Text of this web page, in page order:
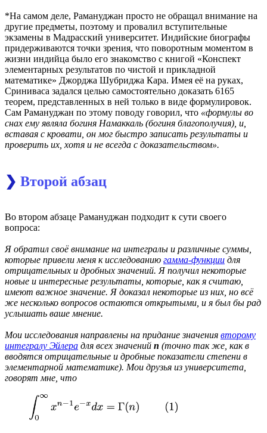
*На самом деле, Рамануджан просто не обращал внимание на
другие предметы, поэтому и провалил вступительные
экзамены в Мадрасский университет. Индийские биографы
придерживаются точки зрения, что поворотным моментом в
жизни индийца было его знакомство с книгой «Конспект
элементарных результатов по чистой и прикладной
математике» Джорджа Шубриджа Кара. Имея её на руках,
Сриниваса задался целью самостоятельно доказать 6165
теорем, представленных в ней только в виде формулировок.
Сам Рамануджан по этому поводу говорил, что «формулы во
снах ему являла богиня Намаккаль (богиня благополучия), и,
вставая с кровати, он мог быстро записать результаты и
проверить их, хотя и не всегда с доказательством».
❯ Второй абзац
Во втором абзаце Рамануджан подходит к сути своего
вопроса:
Я обратил своё внимание на интегралы и различные суммы,
которые привели меня к исследованию гамма-функции для
отрицательных и дробных значений. Я получил некоторые
новые и интересные результаты, которые, как я считаю,
имеют важное значение. Я доказал некоторые из них, но всё
же несколько вопросов остаются открытыми, и я был бы рад
услышать ваше мнение.
Мои исследования направлены на придание значения второму
интегралу Эйлера для всех значений n (точно так же, как в
вводятся отрицательные и дробные показатели степени в
элементарной математике). Мои друзья из университета,
говорят мне, что